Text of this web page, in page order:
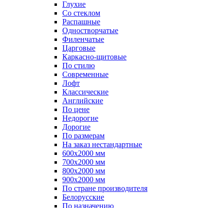
Глухие
Со стеклом
Распашные
Одностворчатые
Филенчатые
Царговые
Каркасно-щитовые
По стилю
Современные
Лофт
Классические
Английские
По цене
Недорогие
Дорогие
По размерам
На заказ нестандартные
600х2000 мм
700х2000 мм
800х2000 мм
900х2000 мм
По стране производителя
Белорусские
По назначению